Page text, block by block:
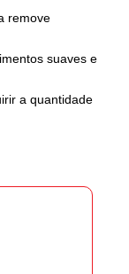
remove
suaves e
a quantidade